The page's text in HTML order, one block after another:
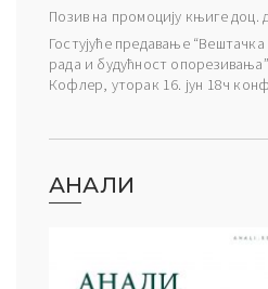
Позив на промоцију књиге доц.
Гостујуће предавање
рада и будућност
Кофлер, уторак 16. јун 18ч
АНАЛИ